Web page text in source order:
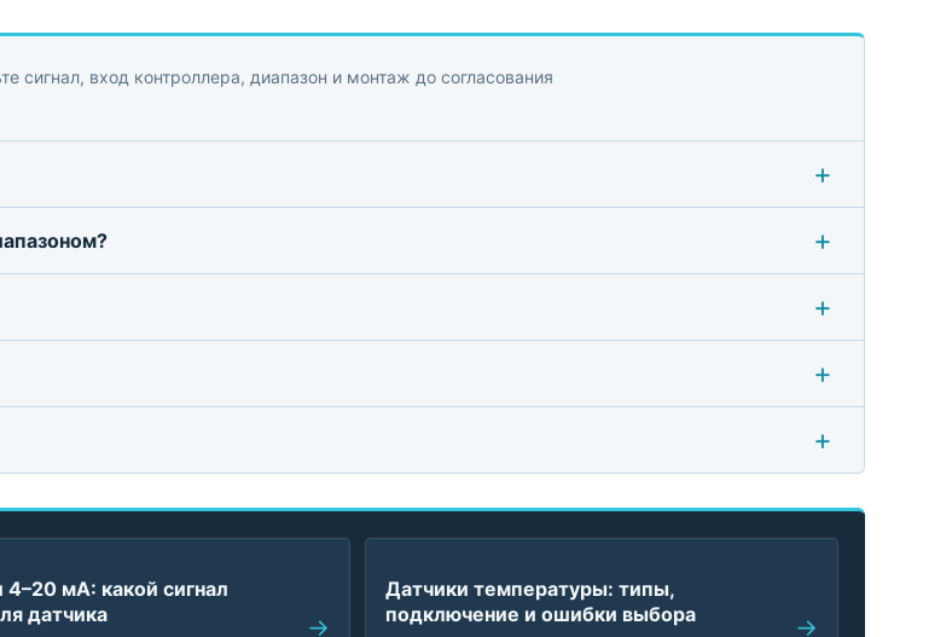
сигнал, вход контроллера, диапазон и монтаж до согласования
4–20 мА: какой сигнал
датчика
Датчики температуры: типы,
подключение и ошибки выбора